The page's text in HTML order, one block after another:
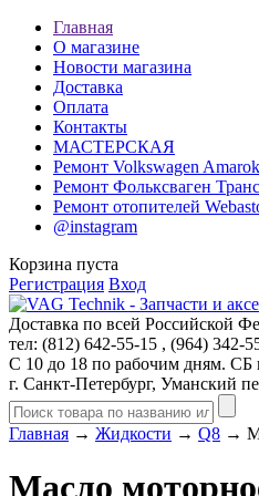
Главная
О магазине
Новости магазина
Доставка
Оплата
Контакты
МАСТЕРСКАЯ
Ремонт Volkswagen Amarok
Ремонт Фольксваген
Ремонт отопителей
@instagram
Корзина пуста
Регистрация Вход
Доставка по всей Российской
тел: (812) 642-55-15 , (964) 342-
С 10 до 18 по рабочим дням.
г. Санкт-Петербург, Уманский
Главная → Жидкости → Q8 →
Масло